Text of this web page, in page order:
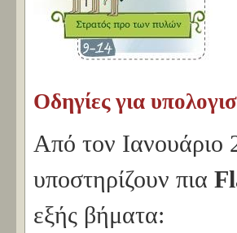
Οδηγίες για
Από τον Ιανουάριο
υποστηρίζουν πια
εξής βήματα: